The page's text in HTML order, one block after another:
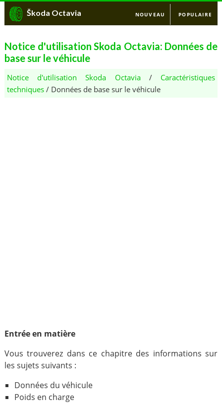
Škoda Octavia NOUVEAU POPULAIRE
Notice d'utilisation Skoda Octavia: Données de
base sur le véhicule
Notice d'utilisation Skoda Octavia/ Caractéristiques
techniques/ Données de base sur le véhicule
Entrée en matière
Vous trouverez dans ce chapitre des informations sur
les sujets suivants :
Données du véhicule
Poids en charge